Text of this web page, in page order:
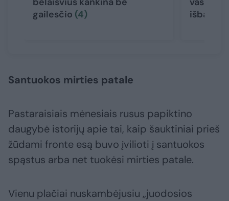
gailesčio (4)
Santuokos mirties patale
Pastaraisiais mėnesiais rusus papiktino
daugybė istorijų apie tai, kaip šauktiniai prieš
žūdami fronte esą buvo įvilioti į santuokos
spąstus arba net tuokėsi mirties patale.
Vienu plačiai nuskambėjusiu „juodosios